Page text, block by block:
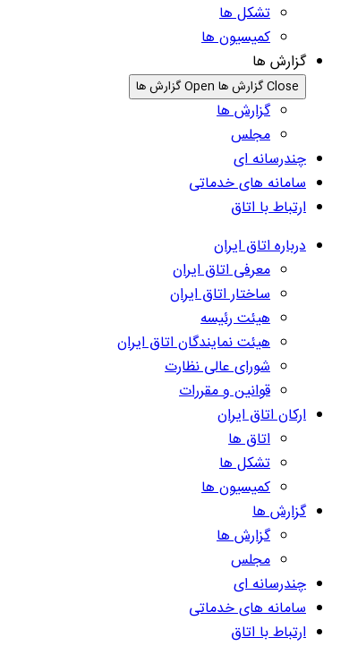
تشکل ها
کمیسیون ها
گزارش ها
Close گزارش ها Open گزارش ها
گزارش ها
مجلس
چندرسانه ای
سامانه های خدماتی
ارتباط با اتاق
درباره اتاق ایران
معرفی اتاق ایران
ساختار اتاق ایران
هیئت رئیسه
هیئت نمایندگان اتاق ایران
شورای عالی نظارت
قوانین و مقررات
ارکان اتاق ایران
اتاق ها
تشکل ها
کمیسیون ها
گزارش ها
گزارش ها
مجلس
چندرسانه ای
سامانه های خدماتی
ارتباط با اتاق